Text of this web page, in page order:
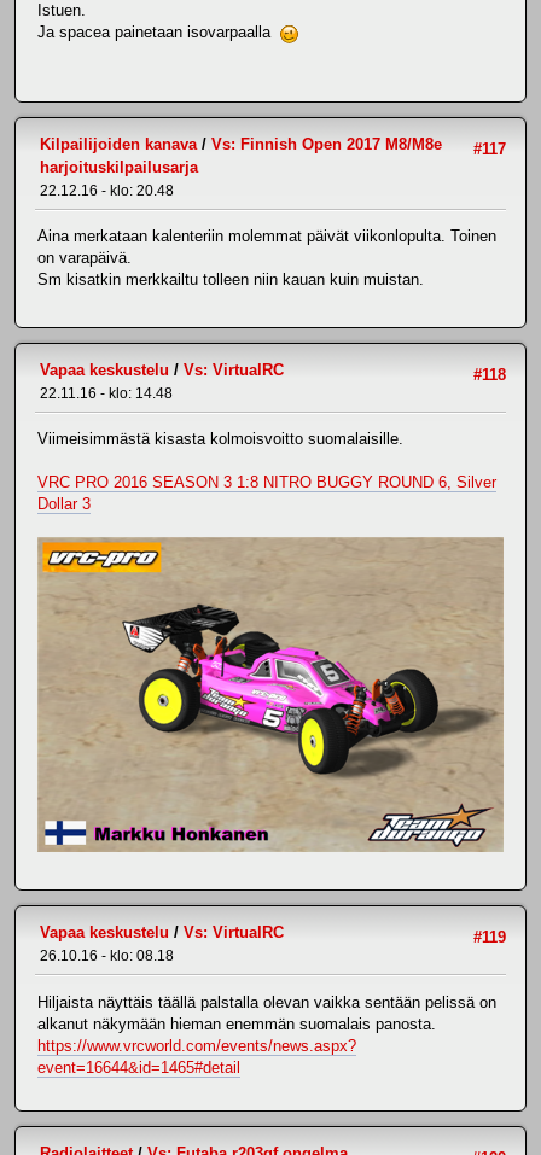
Istuen.
Ja spacea painetaan isovarpaalla
#117
Kilpailijoiden kanava / Vs: Finnish Open 2017 M8/M8e
harjoituskilpailusarja
22.12.16 - klo: 20.48
Aina merkataan kalenteriin molemmat päivät viikonlopulta. Toinen
on varapäivä.
Sm kisatkin merkkailtu tolleen niin kauan kuin muistan.
#118
Vapaa keskustelu / Vs: VirtualRC
22.11.16 - klo: 14.48
Viimeisimmästä kisasta kolmoisvoitto suomalaisille.
VRC PRO 2016 SEASON 3 1:8 NITRO BUGGY ROUND 6, Silver
Dollar 3
#119
Vapaa keskustelu / Vs: VirtualRC
26.10.16 - klo: 08.18
Hiljaista näyttäis täällä palstalla olevan vaikka sentään pelissä on
alkanut näkymään hieman enemmän suomalais panosta.
https://www.vrcworld.com/events/news.aspx?
event=16644&id=1465#detail